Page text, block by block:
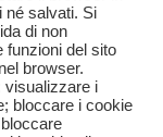
né salvati. Si
di non
funzioni del sito
browser.
visualizzare i
bloccare i cookie